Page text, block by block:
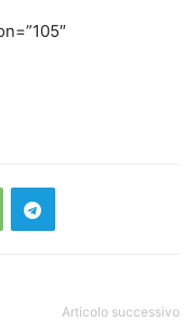
Articolo successivo